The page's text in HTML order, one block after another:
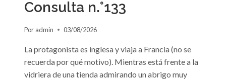
Consulta n.°133
Por admin 03/08/2026
La protagonista es inglesa y viaja a Francia (no se
recuerda por qué motivo). Mientras está frente a la
vidriera de una tienda admirando un abrigo muy